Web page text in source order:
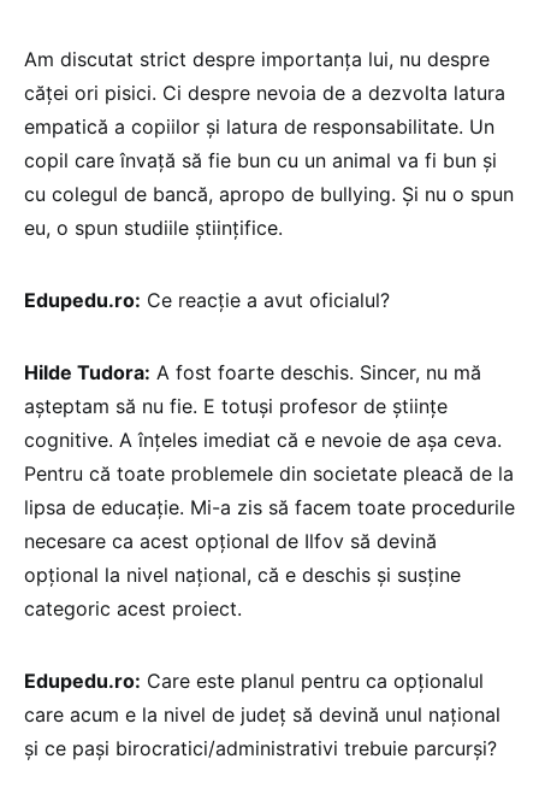
Am discutat strict despre importanța lui, nu despre
căței ori pisici. Ci despre nevoia de a dezvolta latura
empatică a copiilor și latura de responsabilitate. Un
copil care învață să fie bun cu un animal va fi bun și
cu colegul de bancă, apropo de bullying. Și nu o spun
eu, o spun studiile științifice.
Edupedu.ro: Ce reacție a avut oficialul?
Hilde Tudora: A fost foarte deschis. Sincer, nu mă
așteptam să nu fie. E totuși profesor de științe
cognitive. A înțeles imediat că e nevoie de așa ceva.
Pentru că toate problemele din societate pleacă de la
lipsa de educație. Mi-a zis să facem toate procedurile
necesare ca acest opțional de Ilfov să devină
opțional la nivel național, că e deschis și susține
categoric acest proiect.
Edupedu.ro: Care este planul pentru ca opționalul
care acum e la nivel de județ să devină unul național
și ce pași birocratici/administrativi trebuie parcurși?